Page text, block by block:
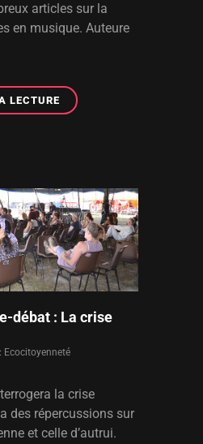
articles sur la
en musique. Auteure
LECTURECONFÉRENCE-
DÉBAT
débat : La crise
Ecocitoyenneté
la crise
des répercussions sur
et celle d’autrui.